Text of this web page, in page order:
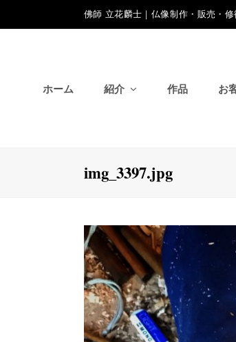
佛師 立花麟士｜仏像制作・販売・
ホーム 紹介 作品 お
img_3397.jpg